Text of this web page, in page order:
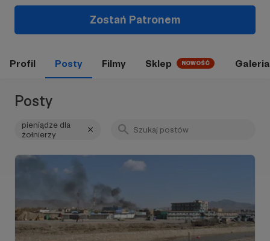
Zostań Patronem
Profil Posty Filmy Sklep NOWOŚĆ Galeria
Posty
pieniądze dla
żołnierzy